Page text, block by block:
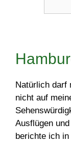
Natürlich darf
nicht auf
Ausflügen
berichte ich